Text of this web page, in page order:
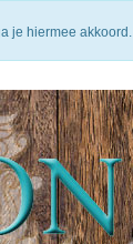
je hiermee akkoord.